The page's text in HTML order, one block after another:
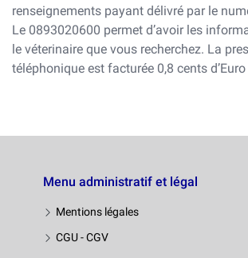
renseignements payant délivré par le
Le 0893020600 permet d’avoir les
le véterinaire que vous recherchez. La
téléphonique est facturée 0,8 cents
Menu administratif et légal
Mentions légales
CGU - CGV